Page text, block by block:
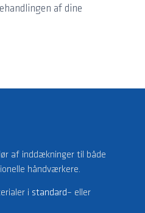
af dine
af inddækninger til både
håndværkere.
i standard– eller